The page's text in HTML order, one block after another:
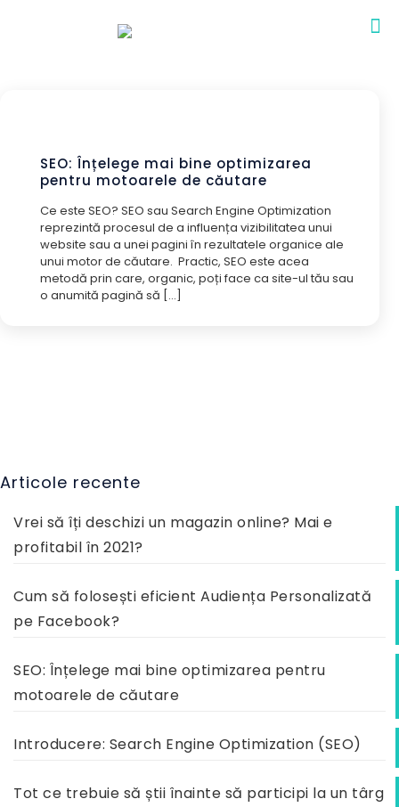
SEO: Înțelege mai bine optimizarea
pentru motoarele de căutare
Ce este SEO? SEO sau Search Engine Optimization
reprezintă procesul de a influența vizibilitatea unui
website sau a unei pagini în rezultatele organice ale
unui motor de căutare. Practic, SEO este acea
metodă prin care, organic, poți face ca site-ul tău sau
o anumită pagină să […]
Articole recente
Vrei să îți deschizi un magazin online? Mai e
profitabil în 2021?
Cum să folosești eficient Audiența Personalizată
pe Facebook?
SEO: Înțelege mai bine optimizarea pentru
motoarele de căutare
Introducere: Search Engine Optimization (SEO)
Tot ce trebuie să știi înainte să participi la un târg